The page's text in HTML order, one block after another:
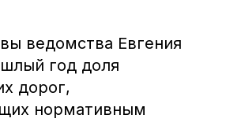
ведомства Евгения
год доля
дорог,
нормативным